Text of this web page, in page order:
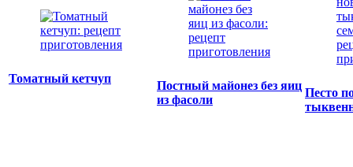
Томатный кетчуп
Постный майонез без яиц
из фасоли
Песто